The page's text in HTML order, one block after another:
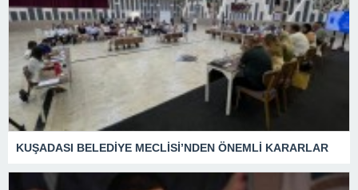
KUŞADASI BELEDİYE MECLİSİ’NDEN ÖNEMLİ KARARLAR